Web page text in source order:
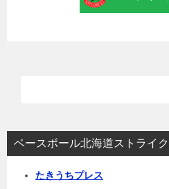
ベースボール北海道ストライ
たきうちプレス